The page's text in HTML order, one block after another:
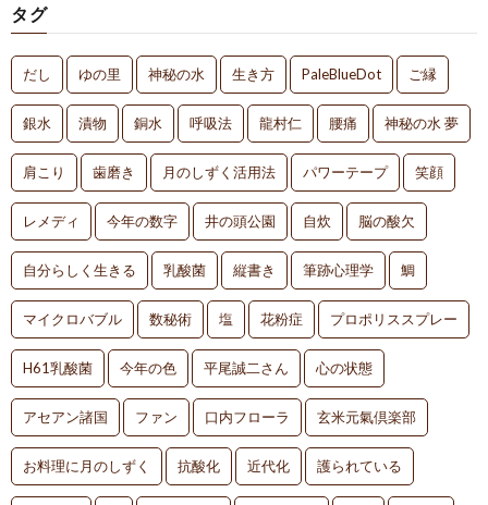
タグ
だし ゆの里 神秘の水 生き方 PaleBlueDot ご縁
銀水 漬物 銅水 呼吸法 龍村仁 腰痛 神秘の水 夢
肩こり 歯磨き 月のしずく活用法 パワーテープ 笑顔
レメディ 今年の数字 井の頭公園 自炊 脳の酸欠
自分らしく生きる 乳酸菌 縦書き 筆跡心理学 鯛
マイクロバブル 数秘術 塩 花粉症 プロポリススプレー
H61乳酸菌 今年の色 平尾誠二さん 心の状態
アセアン諸国 ファン 口内フローラ 玄米元氣倶楽部
お料理に月のしずく 抗酸化 近代化 護られている